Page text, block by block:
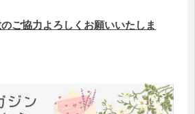
ご協力よろしくお願いいたしま